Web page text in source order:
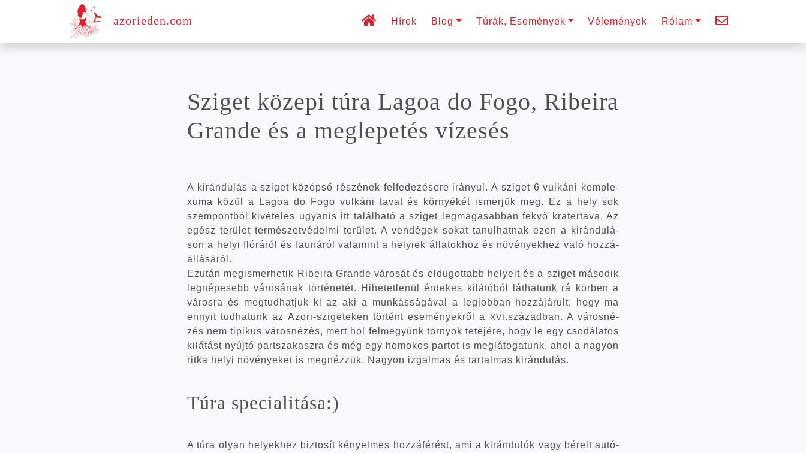
azorieden.com Hírek Blog Túrák, Ese­mé­nyek Véle­mé­nyek Rólam
Szi­get köze­pi túra Lagoa do Fogo, Ribe­i­ra
Gran­de és a meg­le­pe­tés vízesés
A kirán­du­lás a szi­get közép­ső részé­nek fel­fe­de­zés­ere irá­nyul. A szi­get 6 vul­ká­ni komp­le­
xu­ma közül a Lagoa do Fogo vul­ká­ni tavat és kör­nyé­két ismer­jük meg. Ez a hely sok
szem­pont­ból kivé­te­les ugyan­is itt talál­ha­tó a szi­get leg­ma­ga­sab­ban fek­vő krá­ter­ta­va, Az
egész terü­let ter­mé­szet­vé­del­mi terü­let. A ven­dé­gek sokat tanul­hat­nak ezen a kirán­du­lá­
son a helyi fló­rá­ról és fau­ná­ról vala­mint a helyi­ek álla­tok­hoz és növé­nyek­hez való hoz­zá­
ál­lá­sá­ról.
Ezután meg­is­mer­he­tik Ribe­i­ra Gran­de váro­sát és eldu­got­tabb helye­it és a szi­get máso­dik
leg­né­pe­sebb váro­sá­nak tör­té­ne­tét. Hihe­tet­le­nül érde­kes kilá­tó­ból lát­ha­tunk rá kör­ben a
város­ra és meg­tud­hat­juk ki az aki a mun­kás­sá­gá­val a leg­job­ban hoz­zá­já­rult, hogy ma
ennyit tud­ha­tunk az Azori-szigeteken tör­tént ese­mé­nyek­ről a
XVI.században. A város­né­
zés nem tipi­kus város­né­zés, mert hol fel­me­gyünk tor­nyok tete­jé­re, hogy le egy cso­dá­la­tos
kilá­tást nyúj­tó part­sza­kasz­ra és még egy homo­kos par­tot is meg­lá­to­ga­tunk, ahol a nagyon
rit­ka helyi növé­nye­ket is meg­néz­zük. Nagyon izgal­mas és tar­tal­mas kirándulás.
Túra spe­ci­a­li­tá­sa:)
A túra olyan helyek­hez biz­to­sít kényel­mes hoz­zá­fé­rést, ami a kirán­du­lók vagy bérelt autó­